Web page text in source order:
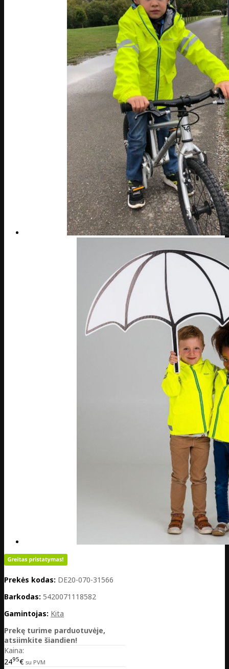
Prekės kodas: DE20-070-31566
Barkodas: 5420071118582
Gamintojas: Kita
Prekę turime parduotuvėje,
atsiimkite šiandien!
Kaina:
2495€ su PVM